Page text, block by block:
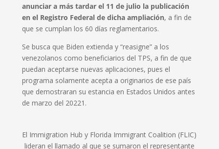
anunciar a más tardar el 11 de julio la publicación
en el Registro Federal de dicha ampliación, a fin de
que se cumplan los 60 días reglamentarios.
Se busca que Biden extienda y “reasigne” a los
venezolanos como beneficiarios del TPS, a fin de que
puedan aceptarse nuevas aplicaciones, pues el
programa solamente acepta a originarios de ese país
que demostraran su estancia en Estados Unidos antes
de marzo del 20221.
El Immigration Hub y Florida Immigrant Coalition (FLIC)
lideran el llamado al que se sumaron el representante